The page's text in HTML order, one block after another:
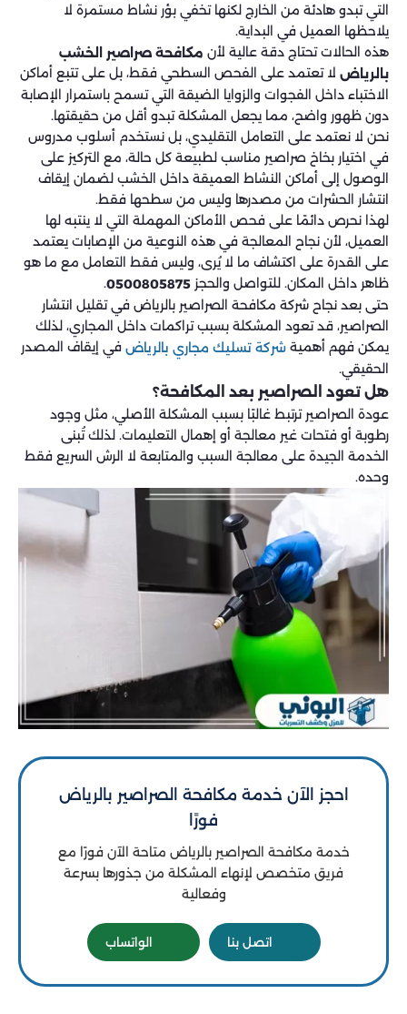
التي تبدو هادئة من الخارج لكنها تخفي بؤر نشاط مستمرة لا
يلاحظها العميل في البداية.
هذه الحالات تحتاج دقة عالية لأنمكافحة صراصير الخشب
بالرياضلا تعتمد على الفحص السطحي فقط، بل على تتبع أماكن
الاختباء داخل الفجوات والزوايا الضيقة التي تسمح باستمرار الإصابة
دون ظهور واضح، مما يجعل المشكلة تبدو أقل من حقيقتها.
نحن لا نعتمد على التعامل التقليدي، بل نستخدم أسلوب مدروس
في اختيار بخاخ صراصير مناسب لطبيعة كل حالة، مع التركيز على
الوصول إلى أماكن النشاط العميقة داخل الخشب لضمان إيقاف
انتشار الحشرات من مصدرها وليس من سطحها فقط.
لهذا نحرص دائمًا على فحص الأماكن المهملة التي لا ينتبه لها
العميل، لأن نجاح المعالجة في هذه النوعية من الإصابات يعتمد
على القدرة على اكتشاف ما لا يُرى، وليس فقط التعامل مع ما هو
ظاهر داخل المكان. للتواصل والحجز0500805875
.
حتى بعد نجاح شركة مكافحة الصراصير بالرياض في تقليل انتشار
الصراصير، قد تعود المشكلة بسبب تراكمات داخل المجاري، لذلك
يمكن فهم أهميةشركة تسليك مجاري بالرياضفي إيقاف المصدر
الحقيقي.
هل تعود الصراصير بعد المكافحة؟
عودة الصراصير ترتبط غالبًا بسبب المشكلة الأصلي، مثل وجود
رطوبة أو فتحات غير معالجة أو إهمال التعليمات. لذلك تُبنى
الخدمة الجيدة على معالجة السبب والمتابعة لا الرش السريع فقط
وحده.
احجز الآن خدمة مكافحة الصراصير بالرياض
فورًا
خدمة مكافحة الصراصير بالرياض متاحة الآن فورًا مع
فريق متخصص لإنهاء المشكلة من جذورها بسرعة
وفعالية
اتصل بنا الواتساب